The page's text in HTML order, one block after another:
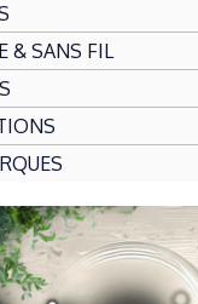
& SANS FIL